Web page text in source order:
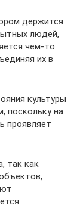
держится
людей,
чем-то
их в
культуры
поскольку на
проявляет
так как